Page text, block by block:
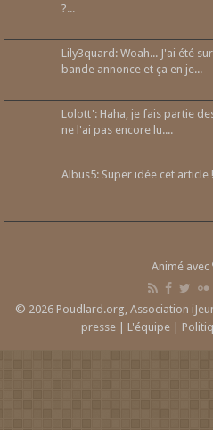
?...
Lily3quard: Woah... J'ai été
bande annonce et ça en je...
Lolott': Haha, je fais partie
ne l'ai pas encore lu....
Albus5: Super idée cet article
Animé avec
© 2026 Poudlard.org, Association
presse | L'équipe |